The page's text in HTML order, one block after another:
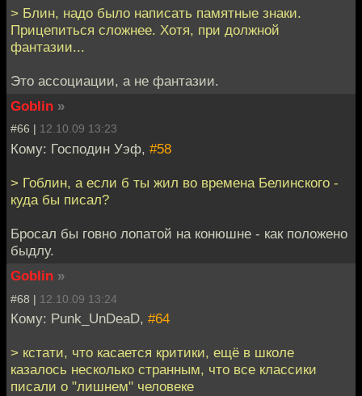
> Блин, надо было написать памятные знаки.
Прицепиться сложнее. Хотя, при должной
фантазии...
Это ассоциации, а не фантазии.
Goblin »
#66 | 12.10.09 13:23
Кому: Господин Уэф, #58
> Гоблин, а если б ты жил во времена Белинского -
куда бы писал?
Бросал бы говно лопатой на конюшне - как положено
быдлу.
Goblin »
#68 | 12.10.09 13:24
Кому: Punk_UnDeaD, #64
> кстати, что касается критики, ещё в школе
казалось несколько странным, что все классики
писали о "лишнем" человеке